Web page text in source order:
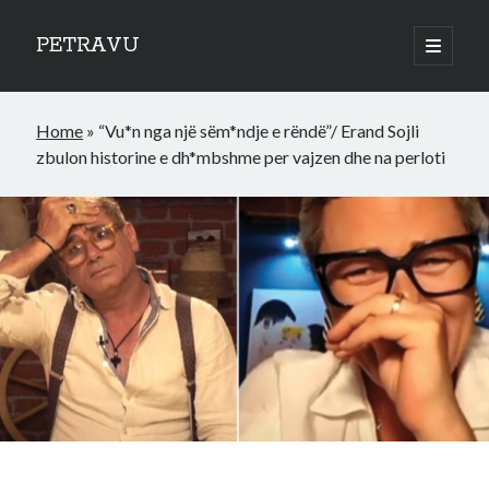
PETRAVU
open
primary
Sidebar
Bank
Credit Cards
World
Home » “Vu*n nga një sëm*ndje e rëndë”/ Erand Sojli
zbulon historine e dh*mbshme per vajzen dhe na perloti